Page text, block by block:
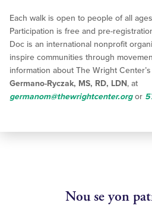
Each walk is open to people of all
Participation is free and pre-
Doc is an international nonprofit
inspire communities through
information about The Wright
Germano-Ryczak, MS, RD, LDN, at
germanom@thewrightcenter.orgor
Nou se yon